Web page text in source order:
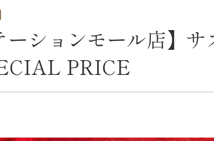
ーションモール店】
PRICE